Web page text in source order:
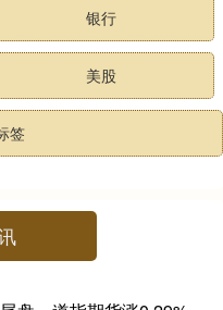
银行
美股
签